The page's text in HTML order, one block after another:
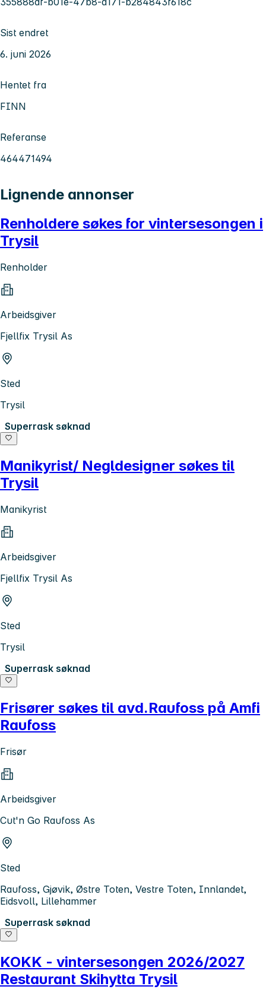
Sist endret
6. juni 2026
Hentet fra
FINN
Referanse
464471494
Lignende annonser
Renholdere søkes for vintersesongen i
Trysil
Renholder
Arbeidsgiver
Fjellfix Trysil As
Sted
Trysil
Superrask søknad
Manikyrist/ Negldesigner søkes til
Trysil
Manikyrist
Arbeidsgiver
Fjellfix Trysil As
Sted
Trysil
Superrask søknad
Frisører søkes til avd.Raufoss på Amfi
Raufoss
Frisør
Arbeidsgiver
Cut'n Go Raufoss As
Sted
Raufoss, Gjøvik, Østre Toten, Vestre Toten, Innlandet,
Eidsvoll, Lillehammer
Superrask søknad
KOKK - vintersesongen 2026/2027
Restaurant Skihytta Trysil